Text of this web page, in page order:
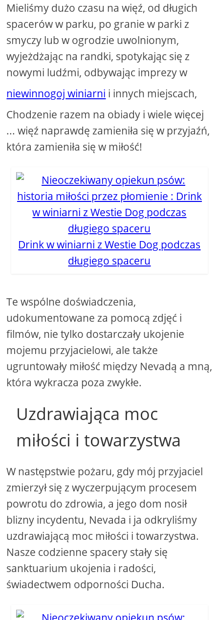
Mieliśmy dużo czasu na więź, od długich
spacerów w parku, po granie w parki z
smyczy lub w ogrodzie uwolnionym,
wyjeżdżając na randki, spotykając się z
nowymi ludźmi, odbywając imprezy w
niewinnogoj winiarni i innych miejscach,
Chodzenie razem na obiady i wiele więcej
... więź naprawdę zamieniła się w przyjaźń,
która zamieniła się w miłość!
Drink w winiarni z Westie Dog podczas
długiego spaceru
Te wspólne doświadczenia,
udokumentowane za pomocą zdjęć i
filmów, nie tylko dostarczały ukojenie
mojemu przyjacielowi, ale także
ugruntowały miłość między Nevadą a mną,
która wykracza poza zwykłe.
Uzdrawiająca moc
miłości i towarzystwa
W następstwie pożaru, gdy mój przyjaciel
zmierzył się z wyczerpującym procesem
powrotu do zdrowia, a jego dom nosił
blizny incydentu, Nevada i ja odkryliśmy
uzdrawiającą moc miłości i towarzystwa.
Nasze codzienne spacery stały się
sanktuarium ukojenia i radości,
świadectwem odporności Ducha.